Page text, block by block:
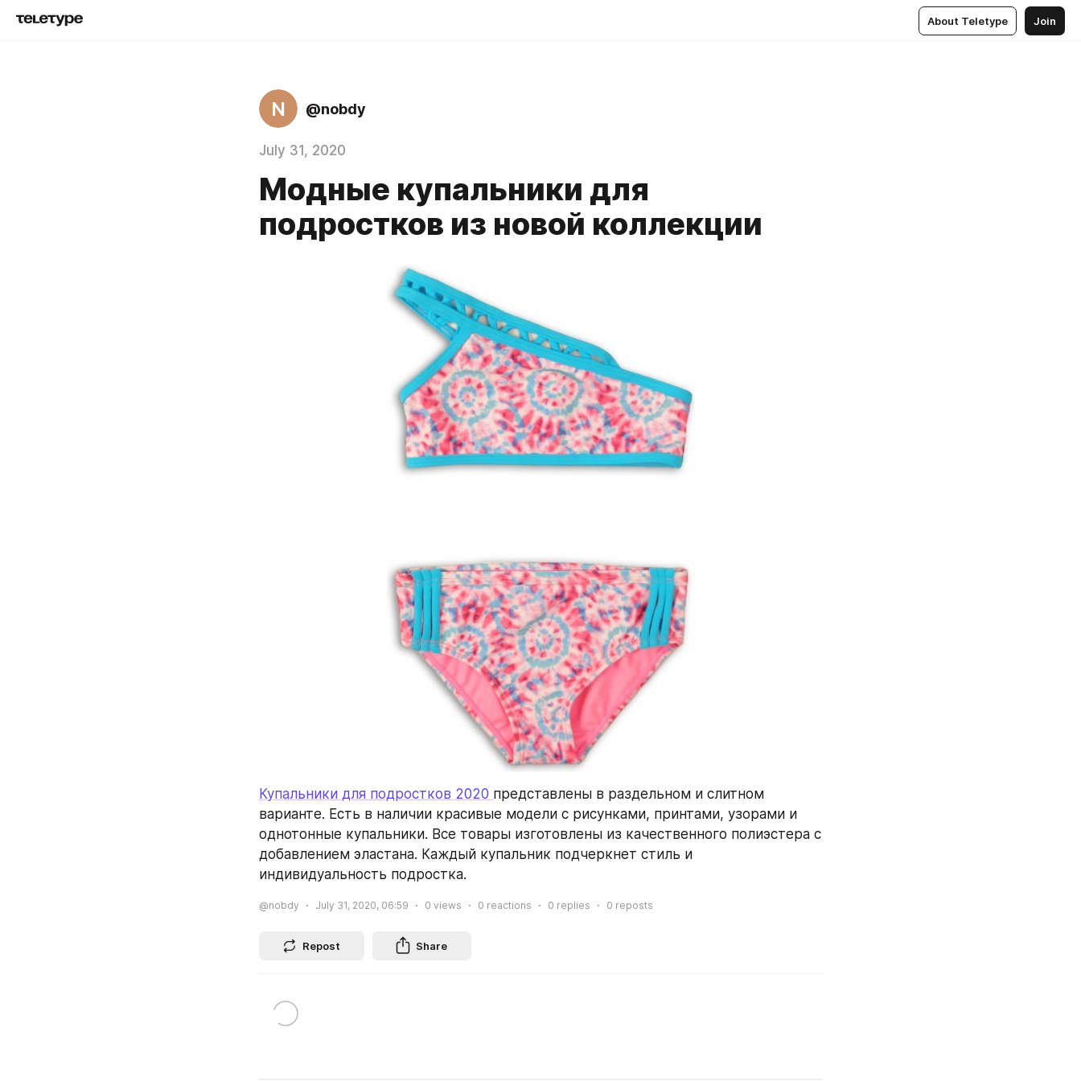
About Teletype Join
N @nobdy
July 31, 2020
Модные купальники для
подростков из новой коллекции
Купальники для подростков 2020 представлены в раздельном и слитном
варианте. Есть в наличии красивые модели с рисунками, принтами, узорами и
однотонные купальники. Все товары изготовлены из качественного полиэстера с
добавлением эластана. Каждый купальник подчеркнет стиль и
индивидуальность подростка.
@nobdy July 31, 2020, 06:59 0 views 0 reactions 0 replies 0 reposts
Repost Share